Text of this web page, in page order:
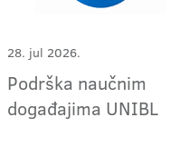
28. jul 2026.
Podrška naučnim
događajima UNIBL